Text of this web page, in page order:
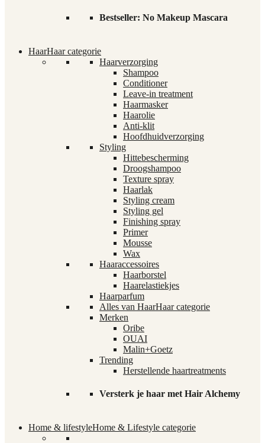
Bestseller: No Makeup Mascara
HaarHaar categorie
Haarverzorging
Shampoo
Conditioner
Leave-in treatment
Haarmasker
Haarolie
Anti-klit
Hoofdhuidverzorging
Styling
Hittebescherming
Droogshampoo
Texture spray
Haarlak
Styling cream
Styling gel
Finishing spray
Primer
Mousse
Wax
Haaraccessoires
Haarborstel
Haarelastiekjes
Haarparfum
Alles van HaarHaar categorie
Merken
Oribe
OUAI
Malin+Goetz
Trending
Herstellende haartreatments
Versterk je haar met Hair Alchemy
Home & lifestyleHome & Lifestyle categorie